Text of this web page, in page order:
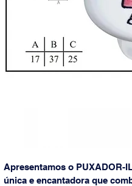
Apresentamos o PUXADOR-
única e encantadora que